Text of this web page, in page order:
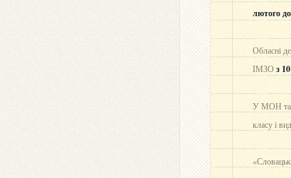
лютого
Обласні
ІМЗОз
У МОН
класу і